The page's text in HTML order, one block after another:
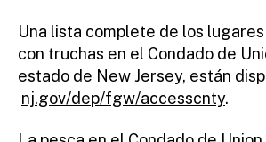
Una lista complete de los
con truchas en el Condado de
estado de New Jersey, están
nj.gov/dep/fgw/accesscnty.